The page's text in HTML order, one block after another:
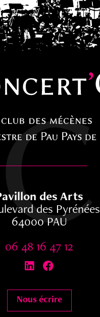
des Arts
des Pyrénées
64000 PAU
06 48 16 47 12
 
Nous écrire